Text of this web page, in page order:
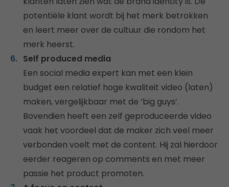
potentiële klant wordt bij het merk betrokken
en leert meer over de cultuur die rondom het
merk heerst.
Self produced media
Een social media expert kan met een klein
budget een relatief hoge kwaliteit video (laten)
maken, vergelijkbaar met de ‘big guys’.
Bovendien heeft een zelf geproduceerde video
vaak het voordeel dat de maker zich veel meer
verbonden voelt met de content. Hij zal hierdoor
eerder reageren op comments en met meer
passie het product promoten.